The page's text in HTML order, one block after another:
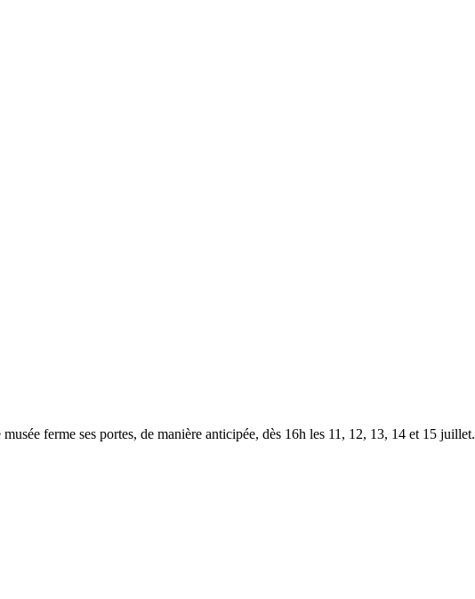
ferme ses portes, de manière anticipée, dès 16h les 11, 12, 13, 14 et 15 juillet.